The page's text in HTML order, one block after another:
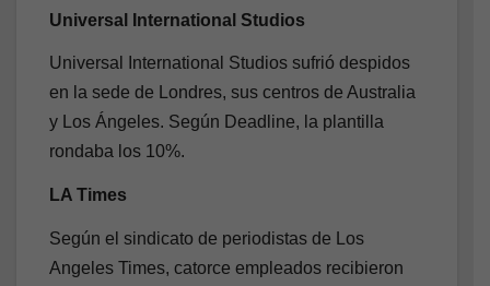
Universal International Studios
Universal International Studios sufrió despidos
en la sede de Londres, sus centros de Australia
y Los Ángeles. Según Deadline, la plantilla
rondaba los 10%.
LA Times
Según el sindicato de periodistas de Los
Angeles Times, catorce empleados recibieron